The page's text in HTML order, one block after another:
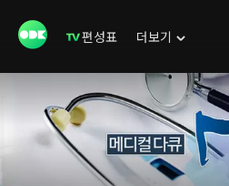
편성표 더보기